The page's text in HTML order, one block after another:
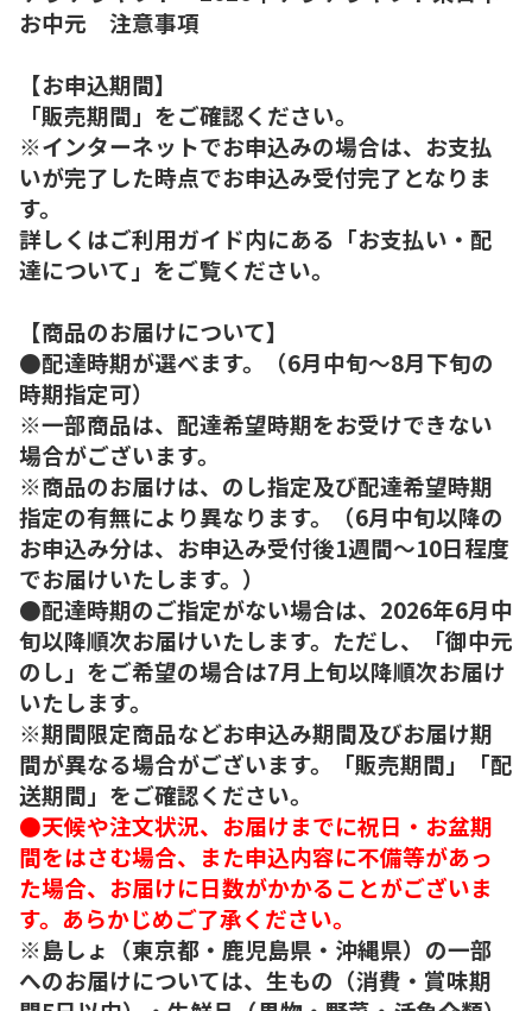
お中元 注意事項
【お申込期間】
「販売期間」をご確認ください。
※インターネットでお申込みの場合は、お支払
いが完了した時点でお申込み受付完了となりま
す。
詳しくはご利用ガイド内にある「お支払い・配
達について」をご覧ください。
【商品のお届けについて】
●配達時期が選べます。（6月中旬～8月下旬の
時期指定可）
※一部商品は、配達希望時期をお受けできない
場合がございます。
※商品のお届けは、のし指定及び配達希望時期
指定の有無により異なります。（6月中旬以降の
お申込み分は、お申込み受付後1週間～10日程度
でお届けいたします。）
●配達時期のご指定がない場合は、2026年6月中
旬以降順次お届けいたします。ただし、「御中元
のし」をご希望の場合は7月上旬以降順次お届け
いたします。
※期間限定商品などお申込み期間及びお届け期
間が異なる場合がございます。「販売期間」「配
送期間」をご確認ください。
●天候や注文状況、お届けまでに祝日・お盆期
間をはさむ場合、また申込内容に不備等があっ
た場合、お届けに日数がかかることがございま
す。あらかじめご了承ください。
※島しょ（東京都・鹿児島県・沖縄県）の一部
へのお届けについては、生もの（消費・賞味期